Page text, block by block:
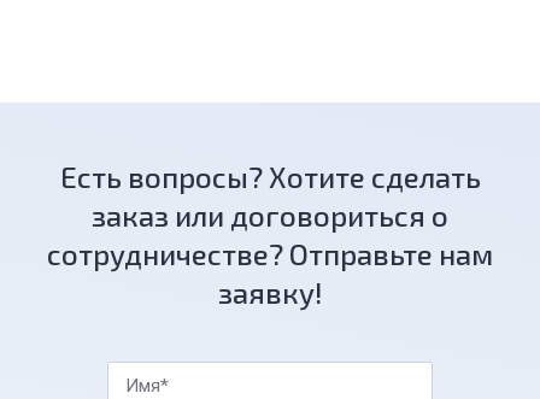
Есть вопросы? Хотите сделать
заказ или договориться о
сотрудничестве? Отправьте нам
заявку!
Имя*